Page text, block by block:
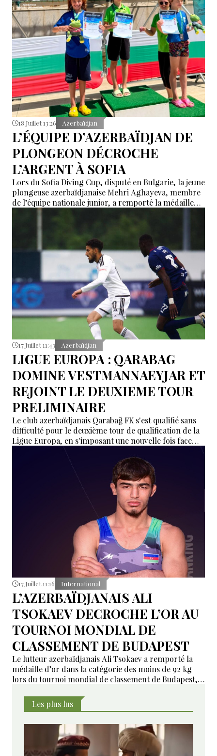
18 Juillet 13:26 Azerbaïdjan
L’ÉQUIPE D’AZERBAÏDJAN DE
PLONGEON DÉCROCHE
L’ARGENT À SOFIA
Lors du Sofia Diving Cup, disputé en Bulgarie, la jeune
plongeuse azerbaïdjanaise Mehri Aghayeva, membre
de l’équipe nationale junior, a remporté la médaille
d’argent dans l’épreuve du tremplin de 1 mètre,
catégorie filles (groupe E). L’athlète a obtenu 115,20
points, se classant 2e parmi 15 participantes.
17 Juillet 11:43 Azerbaïdjan
LIGUE EUROPA : QARABAG
DOMINE VESTMANNAEYJAR ET
REJOINT LE DEUXIEME TOUR
PRELIMINAIRE
Le club azerbaïdjanais Qarabağ FK s'est qualifié sans
difficulté pour le deuxième tour de qualification de la
Ligue Europa, en s'imposant une nouvelle fois face
17 Juillet 11:16 International
L’AZERBAÏDJANAIS ALI
TSOKAEV DECROCHE L’OR AU
TOURNOI MONDIAL DE
CLASSEMENT DE BUDAPEST
Le lutteur azerbaïdjanais Ali Tsokaev a remporté la
médaille d’or dans la catégorie des moins de 92 kg
lors du tournoi mondial de classement de Budapest,
avant la fin de la saison.
Les plus lus